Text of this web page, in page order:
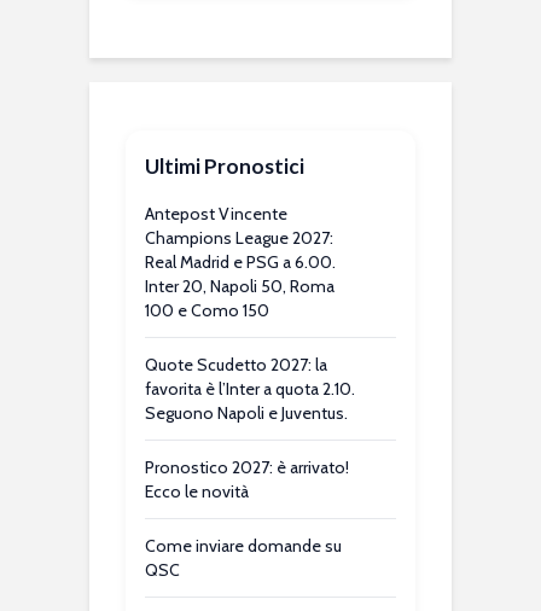
Ultimi Pronostici
Antepost Vincente
Champions League 2027:
Real Madrid e PSG a 6.00.
Inter 20, Napoli 50, Roma
100 e Como 150
Quote Scudetto 2027: la
favorita è l’Inter a quota 2.10.
Seguono Napoli e Juventus.
Pronostico 2027: è arrivato!
Ecco le novità
Come inviare domande su
QSC